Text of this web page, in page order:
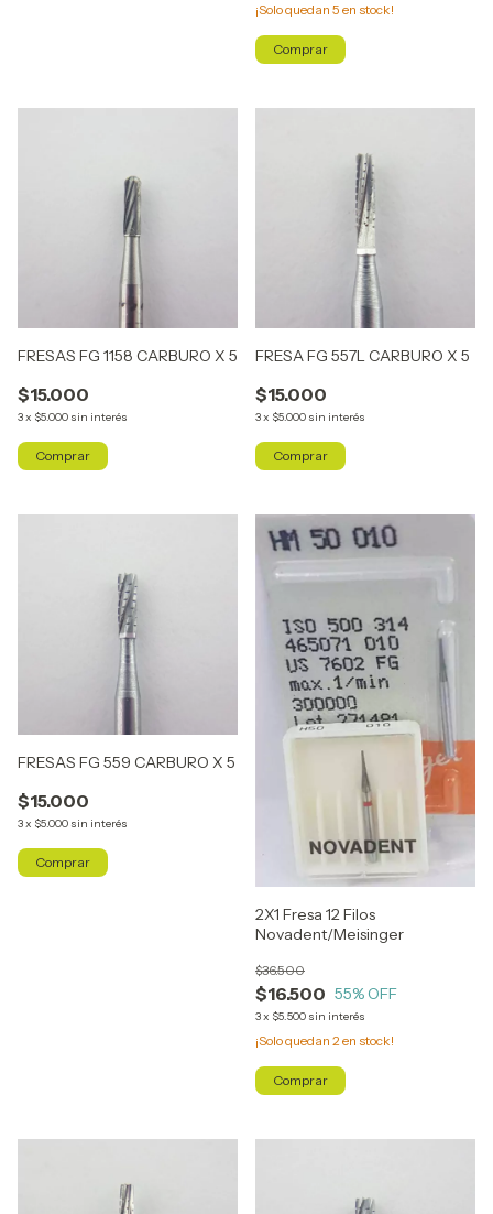
¡Solo quedan 5 en stock!
FRESAS FG 1158 CARBURO X 5
$15.000
3x $5.000 sin interés
FRESA FG 557L CARBURO X 5
$15.000
3x $5.000 sin interés
FRESAS FG 559 CARBURO X 5
$15.000
3x $5.000 sin interés
2X1 Fresa 12 Filos
Novadent/Meisinger
$16.500
$36.500
55% OFF
3x $5.500 sin interés
¡Solo quedan 2 en stock!